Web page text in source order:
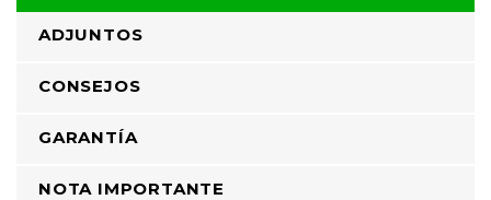
ADJUNTOS
CONSEJOS
GARANTÍA
NOTA IMPORTANTE